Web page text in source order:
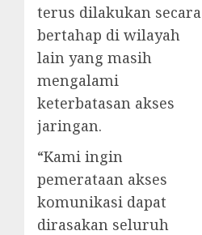
terus dilakukan secara
bertahap di wilayah
lain yang masih
mengalami
keterbatasan akses
jaringan.
“Kami ingin
pemerataan akses
komunikasi dapat
dirasakan seluruh